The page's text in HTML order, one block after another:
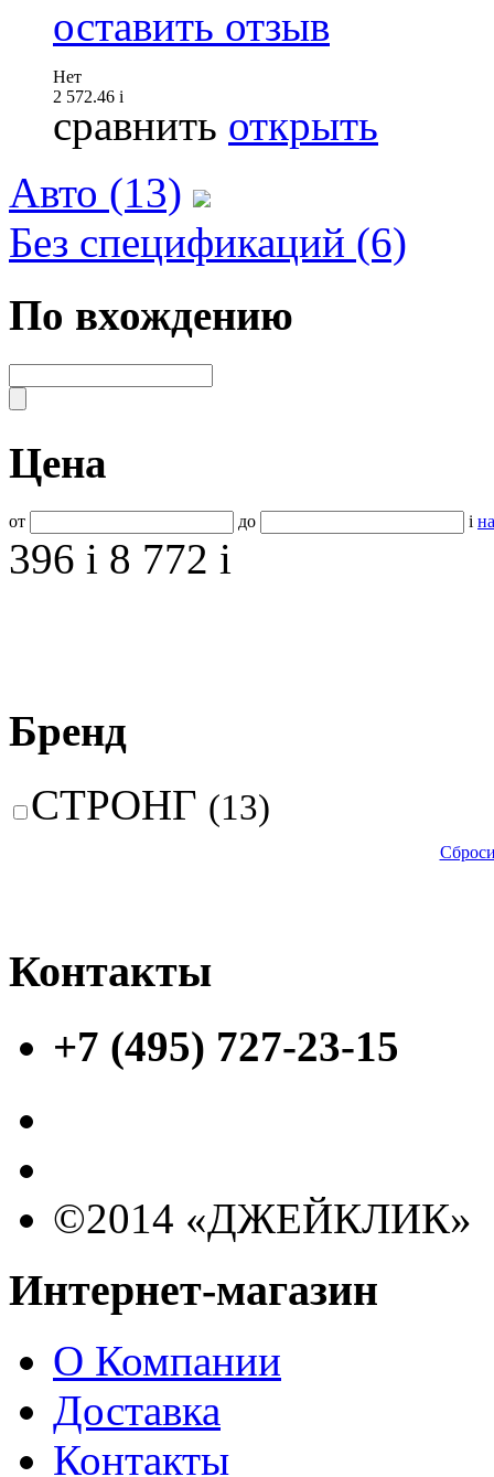
оставить отзыв
Нет
2 572.46 i
сравнить открыть
Авто (13)
Без спецификаций (6)
По вхождению
Цена
от до i
396 i 8 772 i
Бренд
СТРОНГ (13)
Контакты
+7 (495) 727-23-15
©2014 «ДЖЕЙКЛИК»
Интернет-магазин
О Компании
Доставка
Контакты